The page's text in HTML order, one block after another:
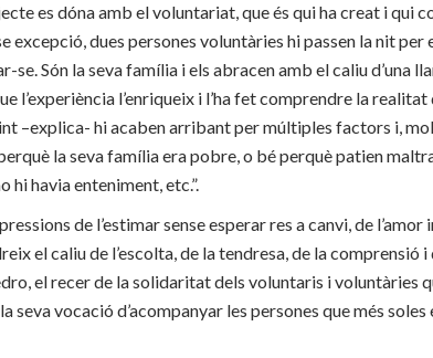
es dóna amb el voluntariat, que és qui ha creat i qui
excepció, dues persones voluntàries hi passen la nit
se. Són la seva família i els abracen amb el caliu d’una
l’experiència l’enriqueix i l’ha fet comprendre la
–explica- hi acaben arribant per múltiples factors i,
la seva família era pobre, o bé perquè patien
hi havia enteniment, etc.”.
de l’estimar sense esperar res a canvi, de
el caliu de l’escolta, de la tendresa, de la comprensió i
el recer de la solidaritat dels voluntaris i voluntàries
seva vocació d’acompanyar les persones que més soles